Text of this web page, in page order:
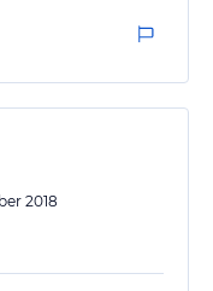
ist es ruhig.
2018